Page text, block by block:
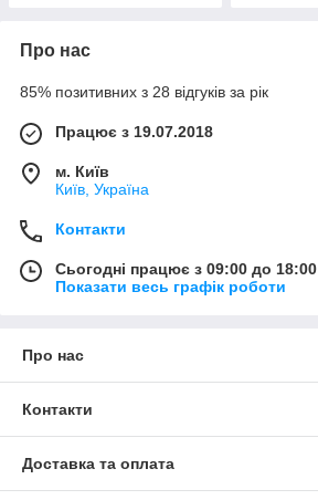
Про нас
85% позитивних з 28 відгуків за рік
Працює з 19.07.2018
м. Київ
Київ, Україна
Контакти
Сьогодні працює з 09:00 до 18:00
Показати весь графік роботи
Про нас
Контакти
Доставка та оплата